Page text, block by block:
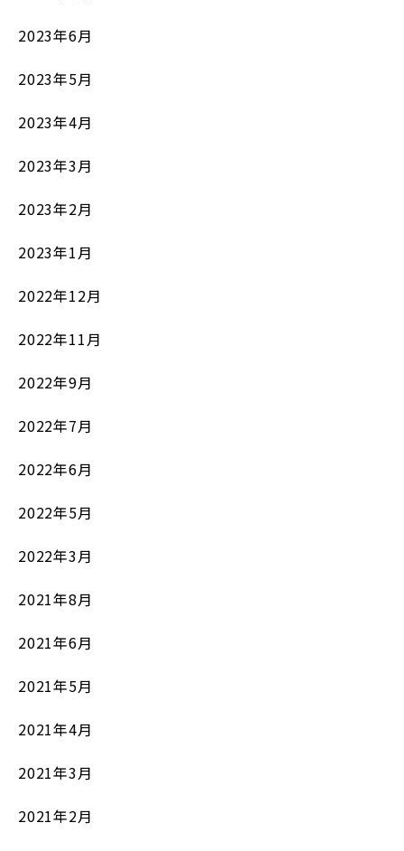
2023年6月
2023年5月
2023年4月
2023年3月
2023年2月
2023年1月
2022年12月
2022年11月
2022年9月
2022年7月
2022年6月
2022年5月
2022年3月
2021年8月
2021年6月
2021年5月
2021年4月
2021年3月
2021年2月